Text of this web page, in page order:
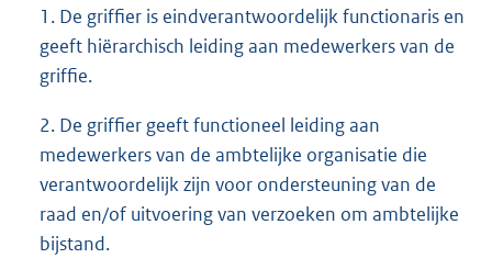
1. De griffier is eindverantwoordelijk functionaris en
geeft hiërarchisch leiding aan medewerkers van de
griffie.
2. De griffier geeft functioneel leiding aan
medewerkers van de ambtelijke organisatie die
verantwoordelijk zijn voor ondersteuning van de
raad en/of uitvoering van verzoeken om ambtelijke
bijstand.